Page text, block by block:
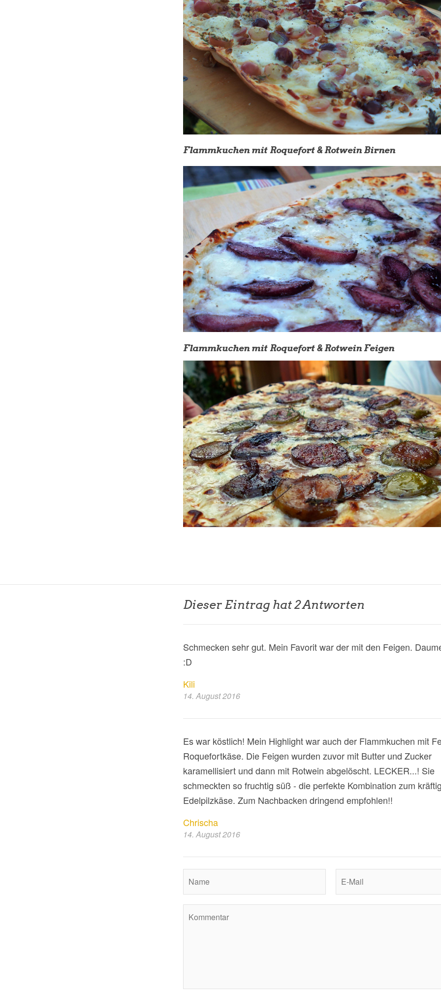
Flammkuchen mit Roquefort & Rotwein Birnen
Flammkuchen mit Roquefort & Rotwein Feigen
Dieser Eintrag hat 2 Antworten
Schmecken sehr gut. Mein Favorit war der mit den Feigen.
:D
Kili
14. August 2016
Es war köstlich! Mein Highlight war auch der Flammkuchen mit
Roquefortkäse. Die Feigen wurden zuvor mit Butter und Zucker
karamellisiert und dann mit Rotwein abgelöscht. LECKER...! Sie
schmeckten so fruchtig süß - die perfekte Kombination zum
Edelpilzkäse. Zum Nachbacken dringend empfohlen!!
Chrischa
14. August 2016